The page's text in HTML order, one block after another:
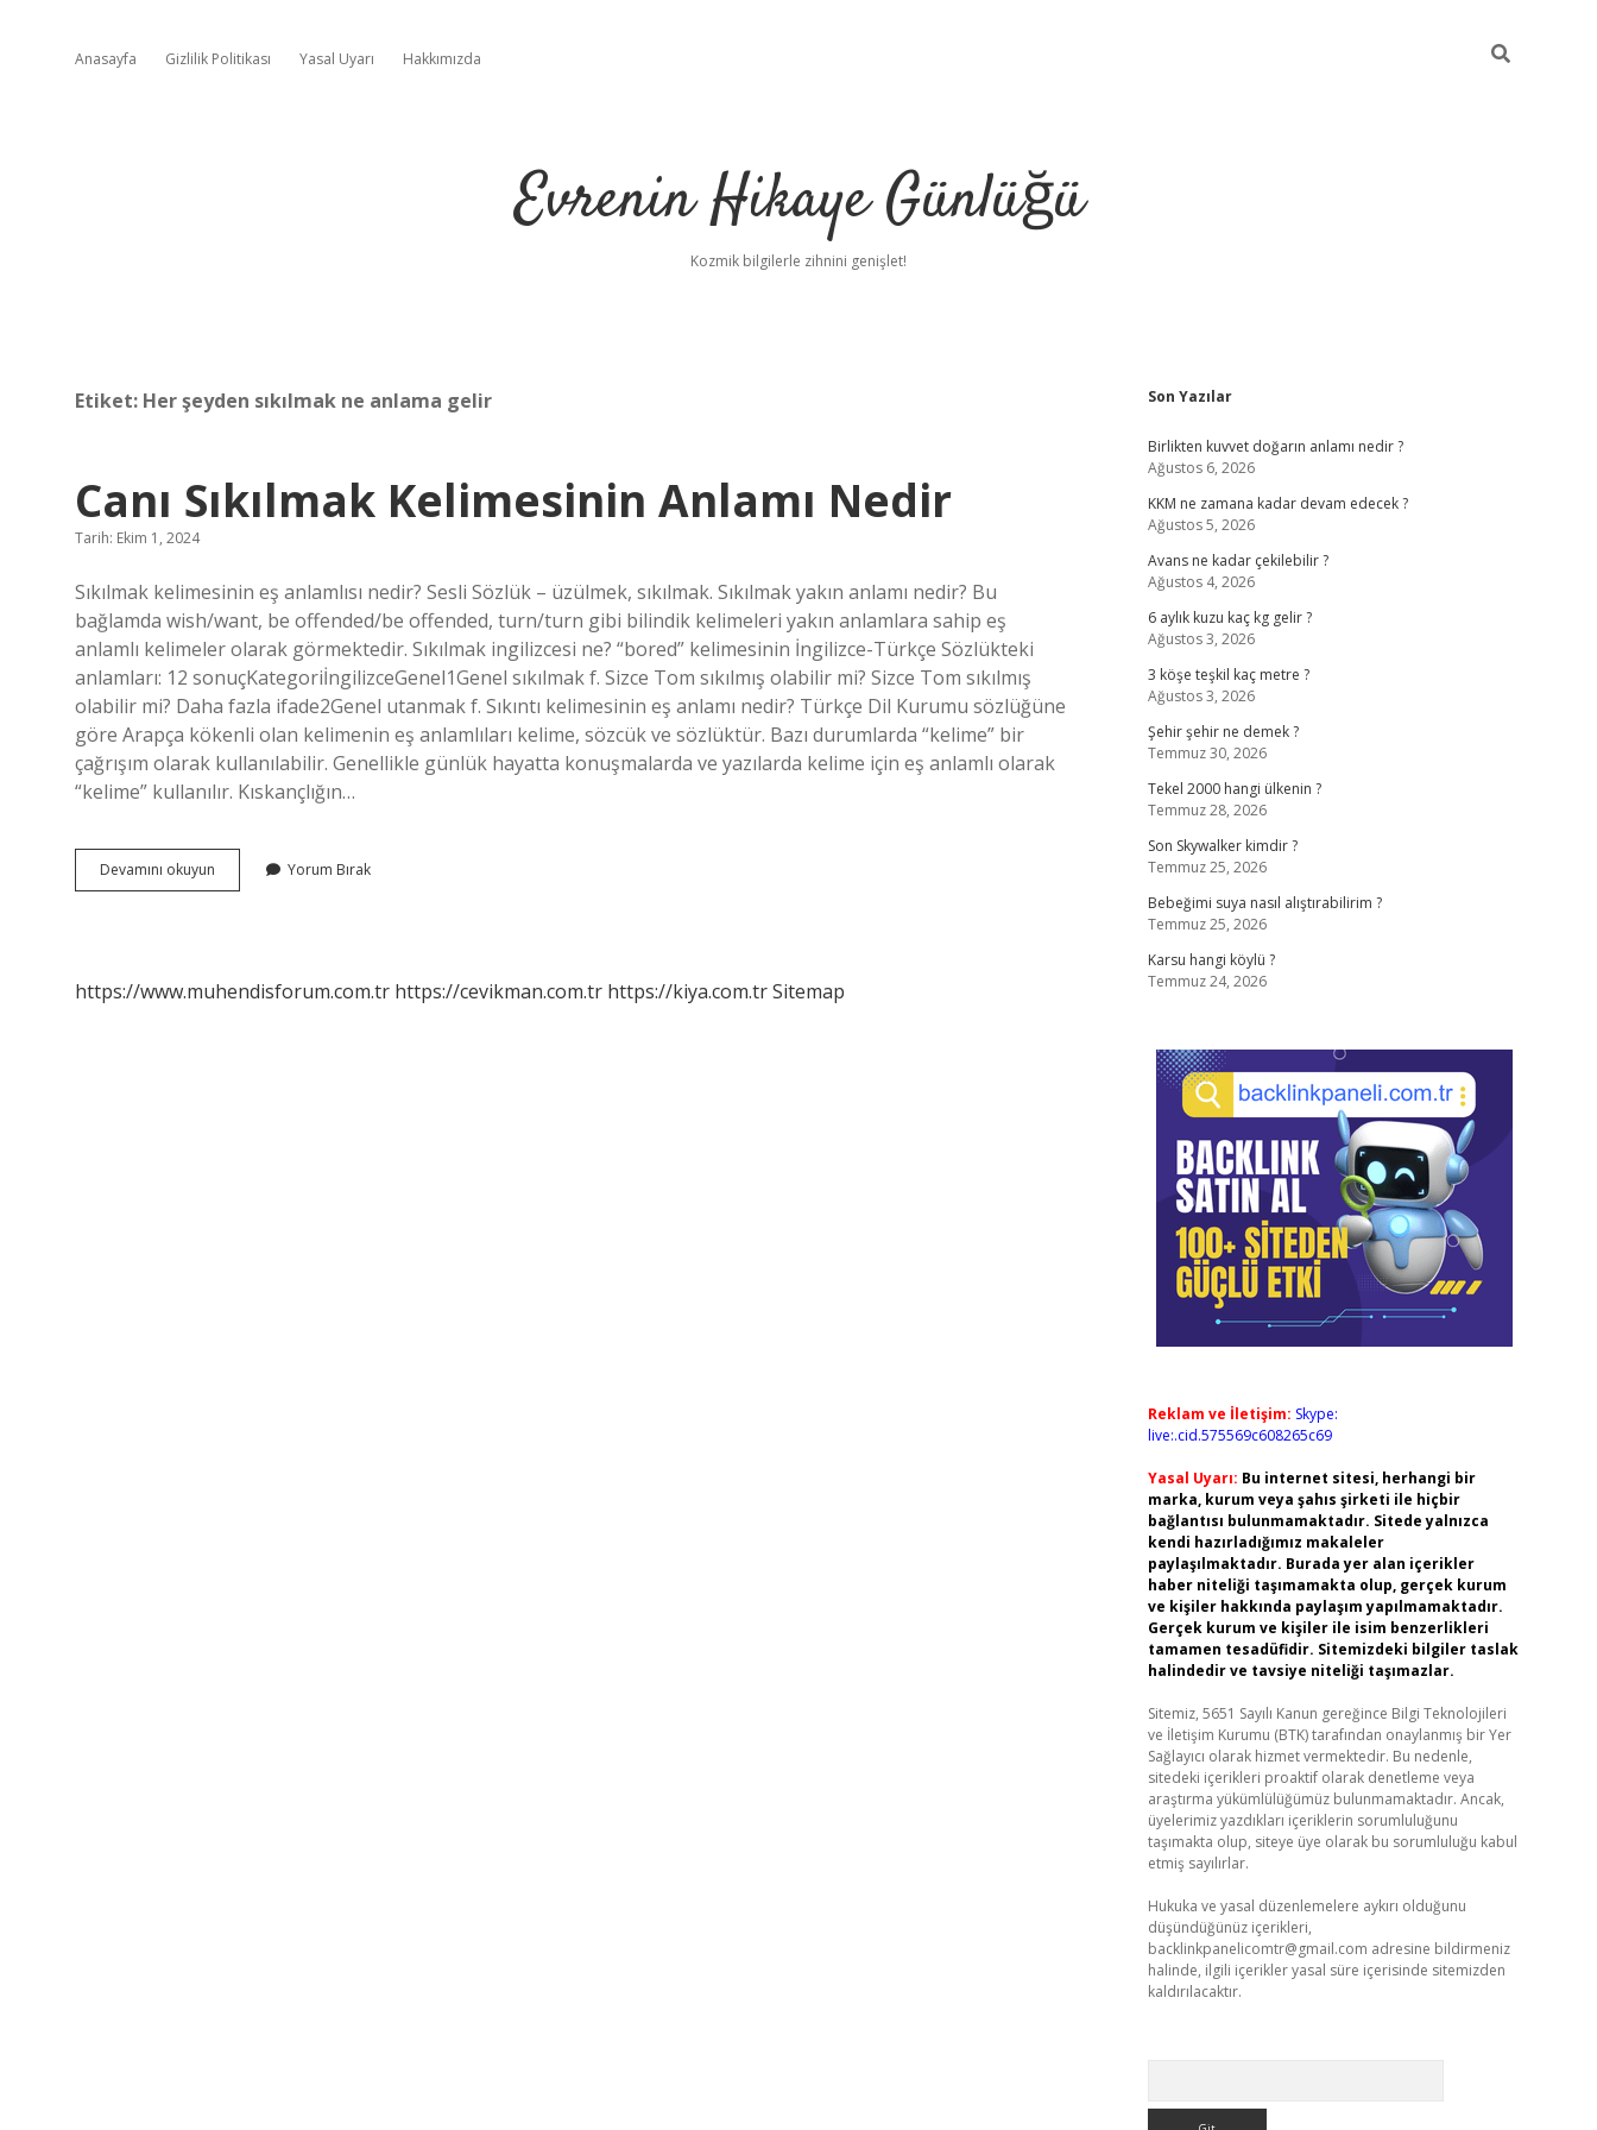
Anasayfa Gizlilik Politikası Yasal Uyarı Hakkımızda
Evrenin Hikaye Günlüğü
Kozmik bilgilerle zihnini genişlet!
Etiket: Her şeyden sıkılmak ne anlama gelir
Canı Sıkılmak Kelimesinin Anlamı Nedir
Tarih: Ekim 1, 2024
Sıkılmak kelimesinin eş anlamlısı nedir? Sesli Sözlük – üzülmek, sıkılmak. Sıkılmak yakın anlamı nedir? Bu
bağlamda wish/want, be offended/be offended, turn/turn gibi bilindik kelimeleri yakın anlamlara sahip eş
anlamlı kelimeler olarak görmektedir. Sıkılmak ingilizcesi ne? “bored” kelimesinin İngilizce-Türkçe Sözlükteki
anlamları: 12 sonuçKategoriİngilizceGenel1Genel sıkılmak f. Sizce Tom sıkılmış olabilir mi? Sizce Tom sıkılmış
olabilir mi? Daha fazla ifade2Genel utanmak f. Sıkıntı kelimesinin eş anlamı nedir? Türkçe Dil Kurumu sözlüğüne
göre Arapça kökenli olan kelimenin eş anlamlıları kelime, sözcük ve sözlüktür. Bazı durumlarda “kelime” bir
çağrışım olarak kullanılabilir. Genellikle günlük hayatta konuşmalarda ve yazılarda kelime için eş anlamlı olarak
“kelime” kullanılır. Kıskançlığın…
Devamını okuyun
Sıkılmak
Yorum Bırak
https://www.muhendisforum.com.tr https://cevikman.com.tr https://kiya.com.trSitemap
Sidebar
Son Yazılar
Birlikten kuvvet doğarın anlamı nedir ?
Ağustos 6, 2026
KKM ne zamana kadar devam edecek ?
Ağustos 5, 2026
Avans ne kadar çekilebilir ?
Ağustos 4, 2026
6 aylık kuzu kaç kg gelir ?
Ağustos 3, 2026
3 köşe teşkil kaç metre ?
Ağustos 3, 2026
Şehir şehir ne demek ?
Temmuz 30, 2026
Tekel 2000 hangi ülkenin ?
Temmuz 28, 2026
Son Skywalker kimdir ?
Temmuz 25, 2026
Bebeğimi suya nasıl alıştırabilirim ?
Temmuz 25, 2026
Karsu hangi köylü ?
Temmuz 24, 2026
Reklam ve İletişim: Skype:
live:.cid.575569c608265c69
Yasal Uyarı: Bu internet sitesi, herhangi bir
marka, kurum veya şahıs şirketi ile hiçbir
bağlantısı bulunmamaktadır. Sitede yalnızca
kendi hazırladığımız makaleler
paylaşılmaktadır. Burada yer alan içerikler
haber niteliği taşımamakta olup, gerçek kurum
ve kişiler hakkında paylaşım yapılmamaktadır.
Gerçek kurum ve kişiler ile isim benzerlikleri
tamamen tesadüfidir. Sitemizdeki bilgiler taslak
halindedir ve tavsiye niteliği taşımazlar.
Sitemiz, 5651 Sayılı Kanun gereğince Bilgi Teknolojileri
ve İletişim Kurumu (BTK) tarafından onaylanmış bir Yer
Sağlayıcı olarak hizmet vermektedir. Bu nedenle,
sitedeki içerikleri proaktif olarak denetleme veya
araştırma yükümlülüğümüz bulunmamaktadır. Ancak,
üyelerimiz yazdıkları içeriklerin sorumluluğunu
taşımakta olup, siteye üye olarak bu sorumluluğu kabul
etmiş sayılırlar.
Hukuka ve yasal düzenlemelere aykırı olduğunu
düşündüğünüz içerikleri,
backlinkpanelicomtr@gmail.com adresine bildirmeniz
halinde, ilgili içerikler yasal süre içerisinde sitemizden
kaldırılacaktır.